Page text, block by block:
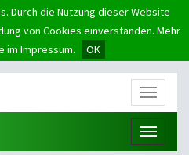
Durch die Nutzung dieser Website
von Cookies einverstanden. Mehr
im Impressum.
OK
Menü
Menü